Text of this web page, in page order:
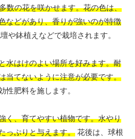
数の花を咲かせます。花の色は、
などがあり、香りが強いのが特徴
や鉢植えなどで栽培されます。
水はけのよい場所を好みます。耐
当てないように注意が必要です。
性肥料を施します。
く、育てやすい植物です。水やり
っぷりと与えます。 花後は、球根